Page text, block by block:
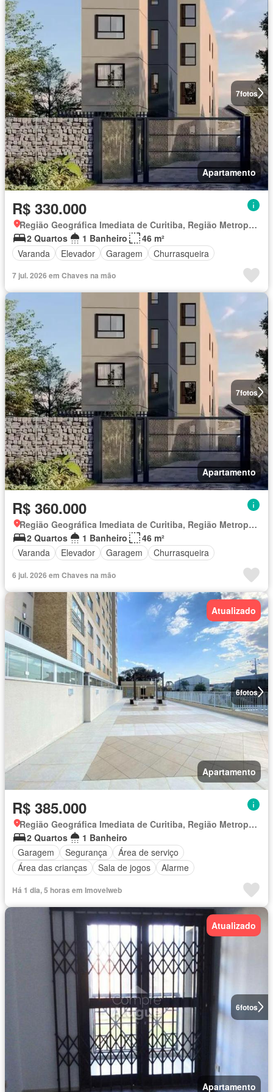
7fotos
Apartamento
R$ 330.000
Região Geográfica Imediata de Curitiba, Região Metropolitana de Curitiba
2 Quartos
1 Banheiro
46 m²
Varanda
Elevador Garagem Churrasqueira
7 jul. 2026 em Chaves na mão
7fotos
Apartamento
R$ 360.000
Região Geográfica Imediata de Curitiba, Região Metropolitana de Curitiba
2 Quartos
1 Banheiro
46 m²
Varanda
Elevador Garagem Churrasqueira
6 jul. 2026 em Chaves na mão
6fotos
Atualizado
Apartamento
R$ 385.000
Região Geográfica Imediata de Curitiba, Região Metropolitana de Curitiba
2 Quartos
1 Banheiro
Garagem
Segurança
Área de serviço
Área das crianças
Sala de jogos Alarme
Há 1 dia, 5 horas em Imovelweb
6fotos
Atualizado
Apartamento